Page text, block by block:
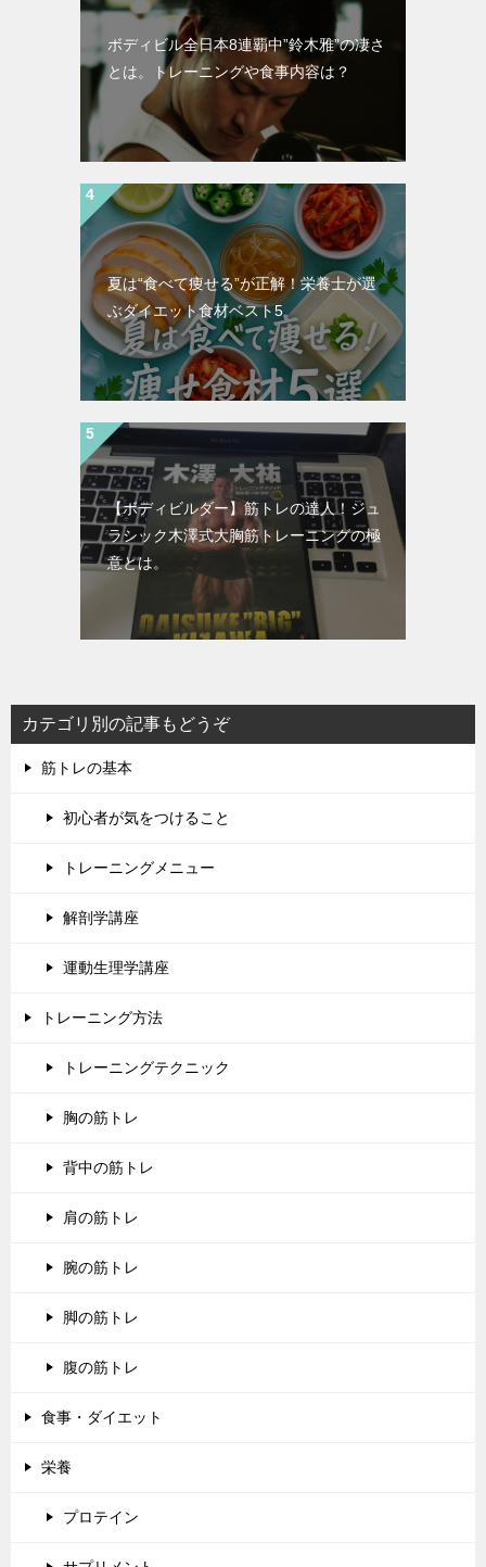
ボディビル全日本8連覇中”鈴木雅”の凄さ
とは。トレーニングや食事内容は？
夏は“食べて痩せる”が正解！栄養士が選
ぶダイエット食材ベスト5
【ボディビルダー】筋トレの達人！ジュ
ラシック木澤式大胸筋トレーニングの極
意とは。
カテゴリ別の記事もどうぞ
筋トレの基本
初心者が気をつけること
トレーニングメニュー
解剖学講座
運動生理学講座
トレーニング方法
トレーニングテクニック
胸の筋トレ
背中の筋トレ
肩の筋トレ
腕の筋トレ
脚の筋トレ
腹の筋トレ
食事・ダイエット
栄養
プロテイン